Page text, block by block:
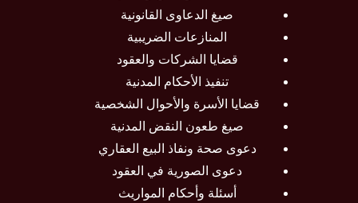
صيغ الدعاوى القانونية
المنازعات الضريبية
قضايا الشركات والعقود
تنفيذ الأحكام المدنية
قضايا الأسرة والأحوال الشخصية
صيغ طعون النقض المدنية
دعوى صحة ونفاذ البيع العقاري
دعوى الصورية في العقود
أسئلة وأحكام المواريث